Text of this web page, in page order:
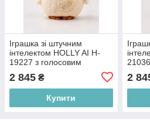
Іграшка зі штучним
інтелектом HOLLY AI H-
19227 з голосовим
спілкуванням українською,
Wi-Fi та LED очима,
бежева
2 845 ₴
Купити
Wi-Fi
2